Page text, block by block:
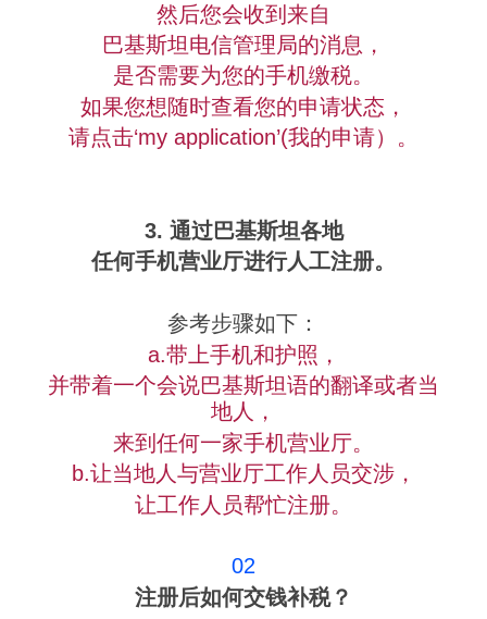
然后您会收到来自
巴基斯坦电信管理局的消息，
是否需要为您的手机缴税。
如果您想随时查看您的申请状态，
请点击‘my application’(我的申请）。
3. 通过巴基斯坦各地
任何手机营业厅进行人工注册。
参考步骤如下：
a.带上手机和护照，
并带着一个会说巴基斯坦语的翻译或者当
地人，
来到任何一家手机营业厅。
b.让当地人与营业厅工作人员交涉，
让工作人员帮忙注册。
02
注册后如何交钱补税？